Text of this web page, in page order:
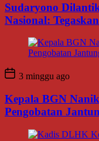
Sudaryono
Nasional:
3 minggu ago
Kepala BGN
Pengobatan